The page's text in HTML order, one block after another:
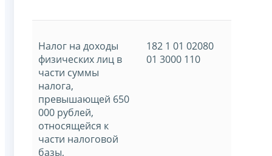
Налог на доходы
физических лиц в
части суммы
налога,
превышающей 650
000 рублей,
относящейся к
части налоговой
базы,
182 1 01 02080
01 3000 110